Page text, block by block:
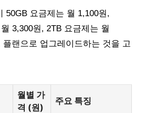
50GB 요금제는 월 1,100원,
3,300원, 2TB 요금제는 월
플랜으로 업그레이드하는 것을 고
월별 가
격 (원)
주요 특징